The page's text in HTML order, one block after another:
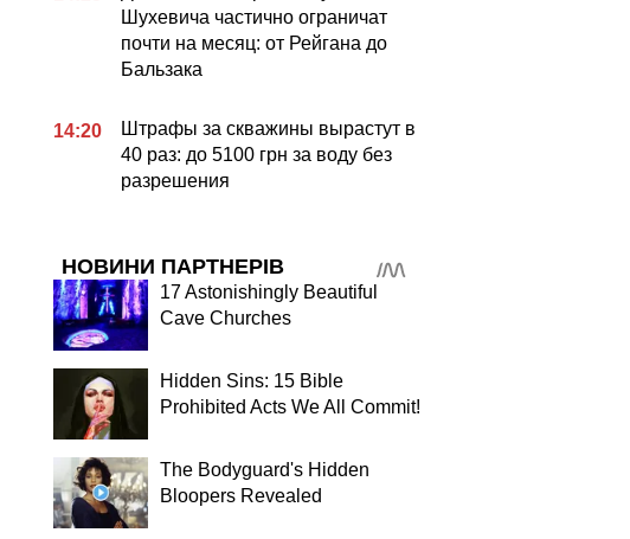
Шухевича частично ограничат
почти на месяц: от Рейгана до
Бальзака
14:20
Штрафы за скважины вырастут в
40 раз: до 5100 грн за воду без
разрешения
НОВИНИ ПАРТНЕРІВ
17 Astonishingly Beautiful
Cave Churches
Hidden Sins: 15 Bible
Prohibited Acts We All Commit!
The Bodyguard's Hidden
Bloopers Revealed